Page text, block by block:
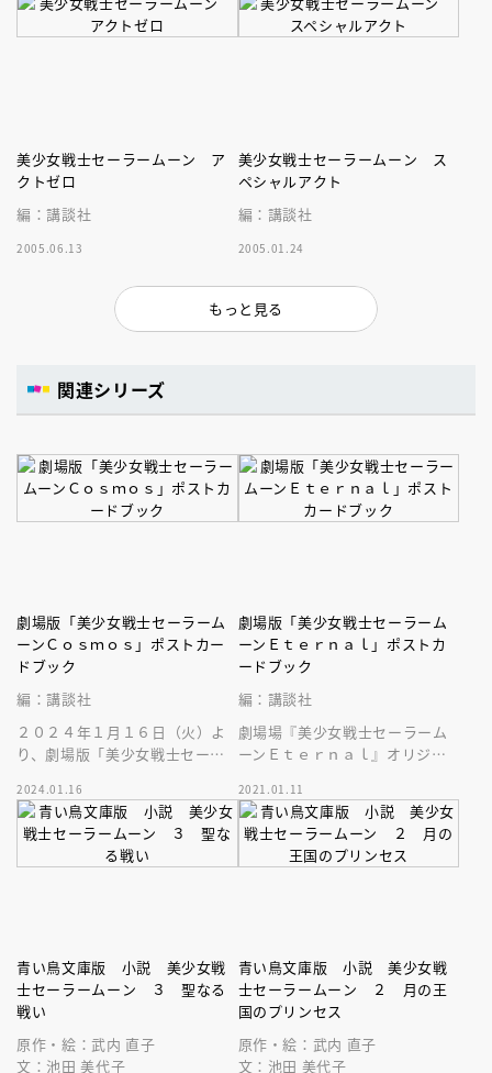
美少女戦士セーラームーン ア
クトゼロ
編：講談社
2005.06.13
美少女戦士セーラームーン ス
ペシャルアクト
編：講談社
2005.01.24
もっと見る
関連シリーズ
劇場版「美少女戦士セーラーム
ーンＣｏｓｍｏｓ」ポストカー
ドブック
編：講談社
２０２４年１月１６日（火）よ
り、劇場版「美少女戦士セーラ
ポストカードブックが発売中で
す！
2024.01.16
劇場版「美少女戦士セーラーム
ーンＥｔｅｒｎａｌ」ポストカ
ードブック
編：講談社
劇場場『美少女戦士セーラーム
ーンＥｔｅｒｎａｌ』オリジナ
ードが２０枚！１０戦士はもち
ろん名場面も
2021.01.11
青い鳥文庫版 小説 美少女戦
士セーラームーン ３ 聖なる
戦い
原作・絵：武内 直子
文：池田 美代子
青い鳥文庫版 小説 美少女戦
士セーラームーン ２ 月の王
国のプリンセス
原作・絵：武内 直子
文：池田 美代子